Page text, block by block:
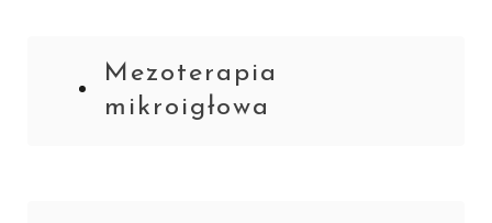
Mezoterapia
mikroigłowa